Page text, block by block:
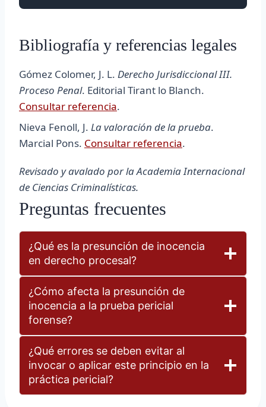
Bibliografía y referencias legales
Gómez Colomer, J. L. Derecho Jurisdiccional III.
Proceso Penal. Editorial Tirant lo Blanch.
Consultar referencia.
Nieva Fenoll, J. La valoración de la prueba.
Marcial Pons. Consultar referencia.
Revisado y avalado por la Academia Internacional
de Ciencias Criminalísticas.
Preguntas frecuentes
¿Qué es la presunción de inocencia
en derecho procesal?
¿Cómo afecta la presunción de
inocencia a la prueba pericial
forense?
¿Qué errores se deben evitar al
invocar o aplicar este principio en la
práctica pericial?